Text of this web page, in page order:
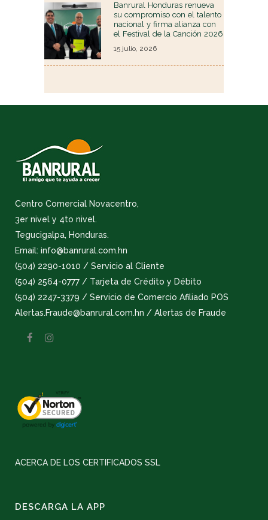
Banrural Honduras renueva
su compromiso con el talento
nacional y firma alianza con
el Festival de la Canción 2026
15 julio, 2026
Centro Comercial Novacentro,
3er nivel y 4to nivel.
Tegucigalpa, Honduras.
Email: info@banrural.com.hn
(504) 2290-1010 / Servicio al Cliente
(504) 2564-0777 / Tarjeta de Crédito y Débito
(504) 2247-3379 / Servicio de Comercio Afiliado POS
Alertas.Fraude@banrural.com.hn / Alertas de Fraude
ACERCA DE LOS CERTIFICADOS SSL
DESCARGA LA APP